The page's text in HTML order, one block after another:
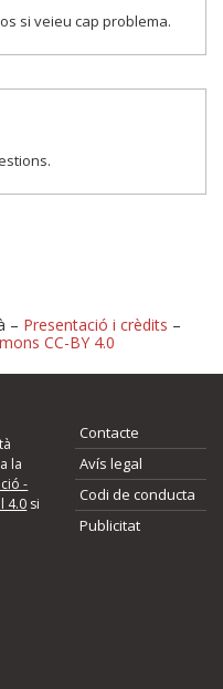
si veieu cap problema.
millores o
alguna millora, ompliu els
del qual voleu informar-
– Presentació i crèdits –
CC-BY 4.0
la
-
4.0 si
Contacte
Avís legal
Codi de conducta
Publicitat